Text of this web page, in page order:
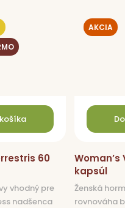
60
vhodný pre
nadšenca
AKCIA
kapsúl
Ženská
rovnováha